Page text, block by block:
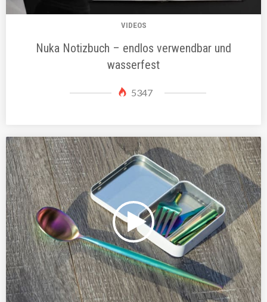
VIDEOS
Nuka Notizbuch – endlos verwendbar und
wasserfest
5347